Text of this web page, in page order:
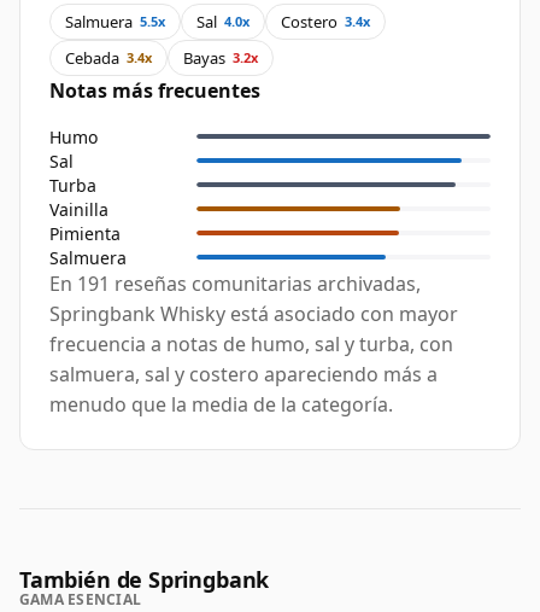
Salmuera 5.5x Sal 4.0x Costero 3.4x
Cebada 3.4x Bayas 3.2x
Notas más frecuentes
Humo
Sal
Turba
Vainilla
Pimienta
Salmuera
En 191 reseñas comunitarias archivadas,
Springbank Whisky está asociado con mayor
frecuencia a notas de humo, sal y turba, con
salmuera, sal y costero apareciendo más a
menudo que la media de la categoría.
También de Springbank
GAMA ESENCIAL